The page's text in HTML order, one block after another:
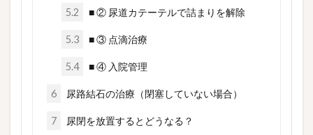
5.2 ■ ② 尿道カテーテルで詰まりを解除
5.3 ■ ③ 点滴治療
5.4 ■ ④ 入院管理
6 尿路結石の治療（閉塞していない場合）
7 尿閉を放置するとどうなる？